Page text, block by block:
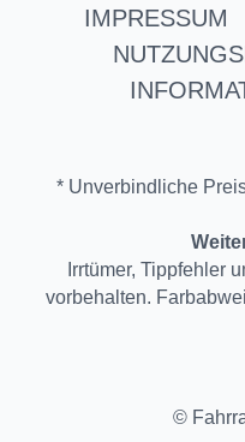
IMPRESSUM
* Unverbindliche
Irrtümer, Tippfehler
vorbehalten.
©